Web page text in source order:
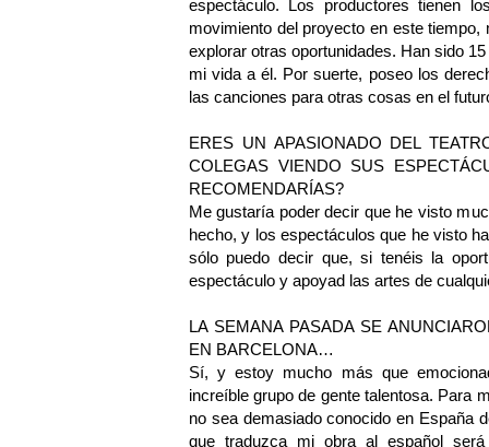
espectáculo. Los productores tienen
movimiento del proyecto en este
explorar otras oportunidades. Han sido
mi vida a él. Por suerte, poseo los
las canciones para otras cosas en el
ERES UN APASIONADO DEL
COLEGAS VIENDO SUS
RECOMENDARÍAS?
Me gustaría poder decir que he visto
hecho, y los espectáculos que he visto
sólo puedo decir que, si tenéis la
espectáculo y apoyad las artes de
LA SEMANA PASADA SE
EN BARCELONA…
Sí, y estoy mucho más que
increíble grupo de gente talentosa. Para
no sea demasiado conocido en España
que traduzca mi obra al español